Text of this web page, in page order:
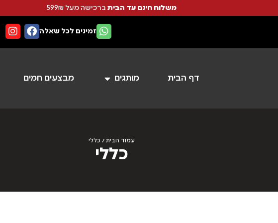
משלוח חינם עד הבית ברכישה מעל 599₪
זמינים לכל שאלה
דף הבית מותגים מבצעים חמים
עמוד הבית / כללי
כללי